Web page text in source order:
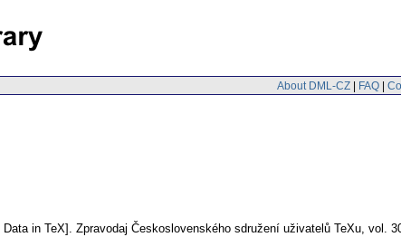
About DML-CZ | FAQ |
in TeX]. Zpravodaj Československého sdružení uživatelů TeXu, vol.